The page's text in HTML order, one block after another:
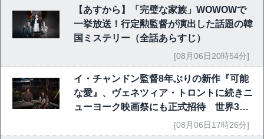
【あすから】「完璧な家族」WOWOWで
一挙放送！行定勲監督が演出した話題の韓
国ミステリー（全話あらすじ）
[08月06日20時54分]
イ・チャンドン監督8年ぶりの新作『可能
な愛』、ヴェネツィア・トロントに続きニ
ューヨーク映画祭にも正式招待 世界3大
映画祭で快挙｜Netflix映画[08月06日17時26分]